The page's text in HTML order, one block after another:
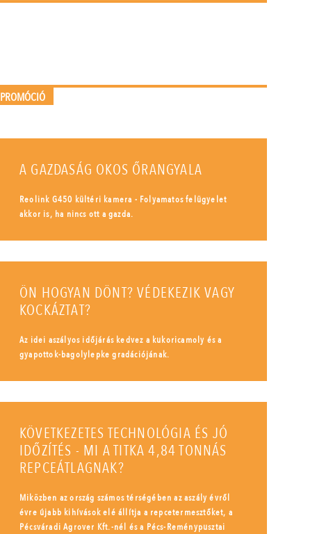
PROMÓCIÓ
A GAZDASÁG OKOS ŐRANGYALA
Reolink G450 kültéri kamera - Folyamatos felügyelet
akkor is, ha nincs ott a gazda.
ÖN HOGYAN DÖNT? VÉDEKEZIK VAGY
KOCKÁZTAT?
Az idei aszályos időjárás kedvez a kukoricamoly és a
gyapottok-bagolylepke gradációjának.
KÖVETKEZETES TECHNOLÓGIA ÉS JÓ
IDŐZÍTÉS - MI A TITKA 4,84 TONNÁS
REPCEÁTLAGNAK?
Miközben az ország számos térségében az aszály évről
évre újabb kihívások elé állítja a repcetermesztőket, a
Pécsváradi Agrover Kft.-nél és a Pécs-Reménypusztai